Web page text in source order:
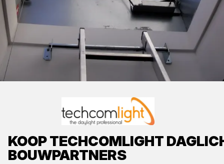
KOOPTECHCOMLIGHT
BOUWPARTNERS